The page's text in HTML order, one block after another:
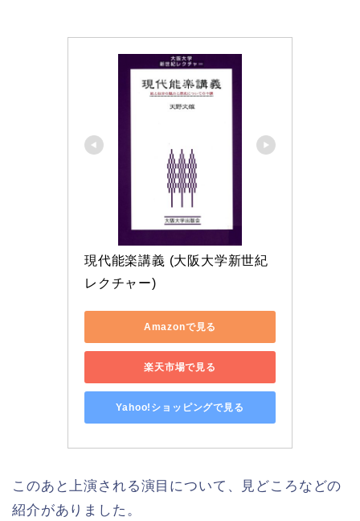
現代能楽講義 (大阪大学新世紀
レクチャー)
Amazonで見る
楽天市場で見る
Yahoo!ショッピングで見る
このあと上演される演目について、見どころなどの
紹介がありました。